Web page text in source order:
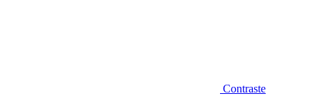
Contraste